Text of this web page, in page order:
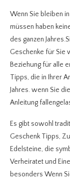
Wenn Sie bleiben
müssen haben
des ganzen
Geschenke für Sie
Beziehung für alle
Tipps, die in Ihrer
Jahres. wenn Sie
Anleitung
Es gibt sowohl
Geschenk Tipps,
Edelsteine, die
Verheiratet und
besonders Wenn